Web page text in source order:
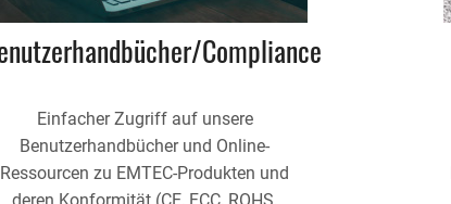
Compliance
Einfacher Zugriff auf unsere
Benutzerhandbücher und Online-
Ressourcen zu EMTEC-Produkten und